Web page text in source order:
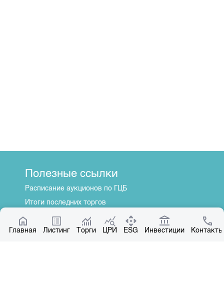
Главная Листинг Торги ЦРИ ESG Инвестиции Контакты
Полезные ссылки
Расписание аукционов по ГЦБ
Итоги последних торгов
Котировки по ЦБ
Центр раскрытия информации